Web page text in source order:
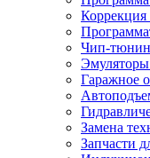
Коррекция
Чип-
Эмуляторы
Гаражное
Замена
Запчасти